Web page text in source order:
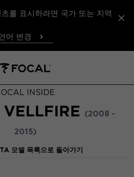
를 표시하려면 국가 또는 지역
어 변경
INSIDE
VELLFIRE (2008 -
2015)
모델 목록으로 돌아가기